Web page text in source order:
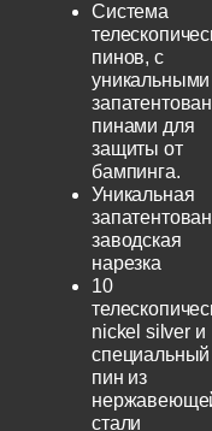
Система
пинов, с
уникальными
пинами для
защиты от
бампинга.
Уникальная
заводская
нарезка
10
nickel silver и
специальный
пин из
стали